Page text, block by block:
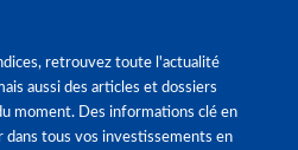
retrouvez toute l'actualité
aussi des articles et dossiers
moment. Des informations clé en
dans tous vos investissements en